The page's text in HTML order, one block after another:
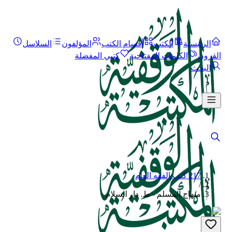
الرئيسية الكتب أقسام الكتب المؤلفون
السلاسل
القرون
الكلمات المفتاحية
كتبي المفضلة
البحث
217 كتب الفقه العام
/
منهاج المسلم - ط. دار السلام